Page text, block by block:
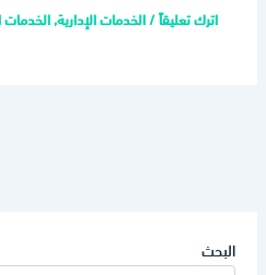
اترك تعليقاً/الخدمات الإدارية,الخدمات
البحث